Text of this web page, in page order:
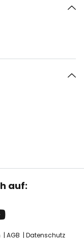
auf:
AGB Datenschutz